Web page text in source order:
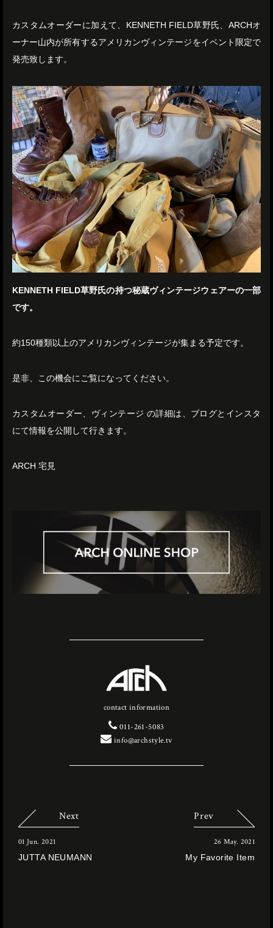
カスタムオーダーに加えて、KENNETH FIELD草野氏、ARCHオ
ーナー山内が所有するアメリカンヴィンテージをイベント限定で
発売致します。
KENNETH FIELD草野氏の持つ秘蔵ヴィンテージウェアーの一部
です。
約150種類以上のアメリカンヴィンテージが集まる予定です。
是非、この機会にご覧になってください。
カスタムオーダー、ヴィンテージ の詳細は、ブログとインスタ
にて情報を公開して行きます。
ARCH 宅見
contact information
011-261-5083
info@archstyle.tv
Next
01 Jun. 2021
JUTTA NEUMANN
Prev
26 May. 2021
My Favorite Item